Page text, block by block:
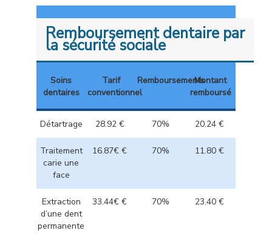
Remboursement dentaire par
la sécurité sociale
Soins
dentaires
Tarif
conventionnel
RemboursementsMontant
remboursé
Détartrage 28.92 € 70% 20.24 €
Traitement
carie une
face
16.87€ € 70% 11.80 €
Extraction
d’une dent
permanente
33.44€ € 70% 23.40 €